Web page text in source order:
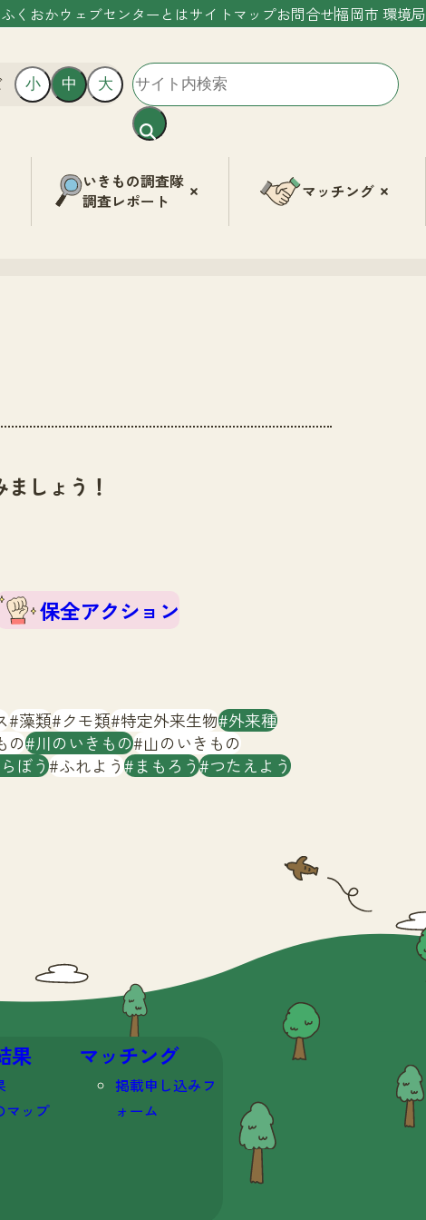
くおかウェブセンターとはサイトマップお問合せ福岡市 環境局
小 中 大
いきもの調査隊
調査レポート
マッチング
しょう！
保全アクション
藻類 クモ類 特定外来生物 外来種
の 川のいきもの 山のいきもの
ぼう ふれよう まもろう つたえよう
果
マップ
マッチング
掲載申し込みフ
ォーム